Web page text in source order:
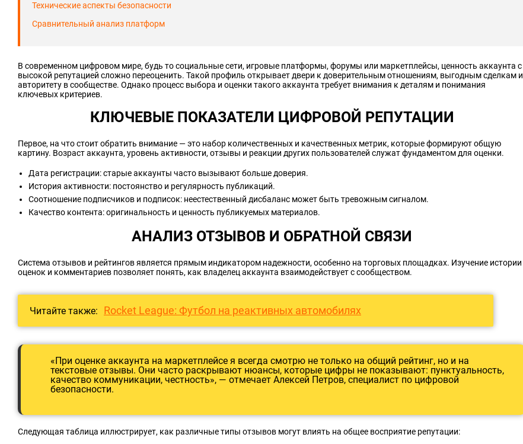
Технические аспекты безопасности
Сравнительный анализ платформ
В современном цифровом мире, будь то социальные сети, игровые платформы, форумы или маркетплейсы, ценность аккаунта с
высокой репутацией сложно переоценить. Такой профиль открывает двери к доверительным отношениям, выгодным сделкам и
авторитету в сообществе. Однако процесс выбора и оценки такого аккаунта требует внимания к деталям и понимания
ключевых критериев.
КЛЮЧЕВЫЕ ПОКАЗАТЕЛИ ЦИФРОВОЙ РЕПУТАЦИИ
Первое, на что стоит обратить внимание — это набор количественных и качественных метрик, которые формируют общую
картину. Возраст аккаунта, уровень активности, отзывы и реакции других пользователей служат фундаментом для оценки.
Дата регистрации: старые аккаунты часто вызывают больше доверия.
История активности: постоянство и регулярность публикаций.
Соотношение подписчиков и подписок: неестественный дисбаланс может быть тревожным сигналом.
Качество контента: оригинальность и ценность публикуемых материалов.
АНАЛИЗ ОТЗЫВОВ И ОБРАТНОЙ СВЯЗИ
Система отзывов и рейтингов является прямым индикатором надежности, особенно на торговых площадках. Изучение истории
оценок и комментариев позволяет понять, как владелец аккаунта взаимодействует с сообществом.
Читайте также: Rocket League: Футбол на реактивных автомобилях
«При оценке аккаунта на маркетплейсе я всегда смотрю не только на общий рейтинг, но и на
текстовые отзывы. Они часто раскрывают нюансы, которые цифры не показывают: пунктуальность,
качество коммуникации, честность», — отмечает Алексей Петров, специалист по цифровой
безопасности.
Следующая таблица иллюстрирует, как различные типы отзывов могут влиять на общее восприятие репутации: